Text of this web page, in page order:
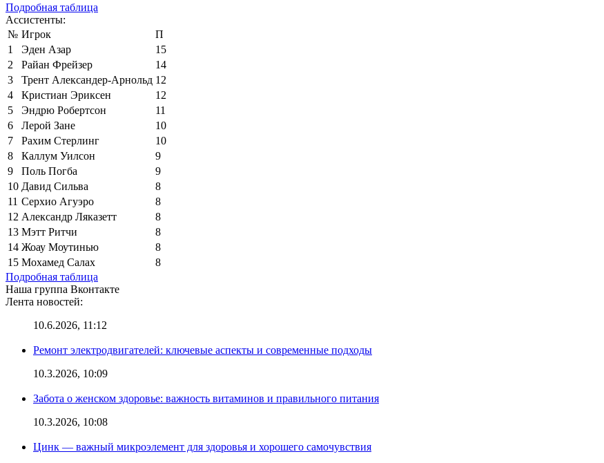
Подробная таблица
Ассистенты:
№ Игрок
П
1
Эден Азар
15
2
Райан Фрейзер
14
3
Трент Александер-Арнольд 12
4
Кристиан Эриксен
12
5
Эндрю Робертсон
11
6
Лерой Зане
10
7
Рахим Стерлинг
10
8
Каллум Уилсон
9
9
Поль Погба
9
10 Давид Сильва
8
11 Серхио Агуэро
8
12 Александр Ляказетт
8
13 Мэтт Ритчи
8
14 Жоау Моутинью
8
15 Мохамед Салах
8
Подробная таблица
Наша группа Вконтакте
Лента новостей:
10.6.2026, 11:12
Ремонт электродвигателей: ключевые аспекты и современные подходы
10.3.2026, 10:09
Забота о женском здоровье: важность витаминов и правильного питания
10.3.2026, 10:08
Цинк — важный микроэлемент для здоровья и хорошего самочувствия